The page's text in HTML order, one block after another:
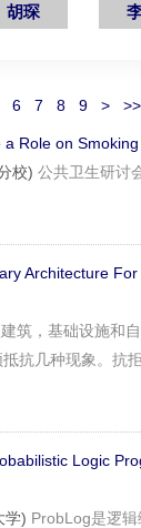
胡琛
6 7 8 9 > >>
Role on
校) 公共卫生研讨
Architecture
筑，基础设施和
抗几种现象。抗
Logic
学) ProbLog是逻